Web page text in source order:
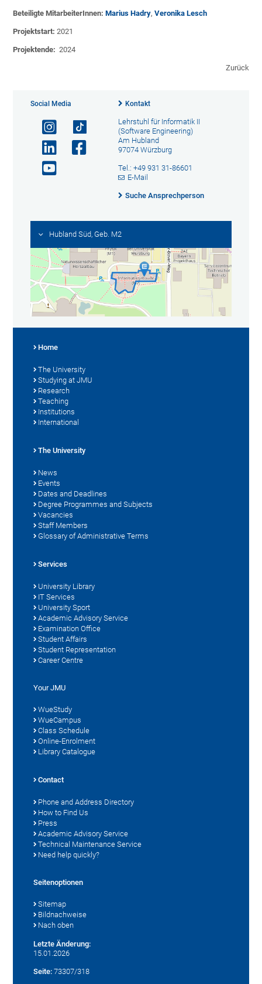
Beteiligte MitarbeiterInnen: Marius Hadry,Veronika Lesch
Projektstart:2021
Projektende: 2024
Zurück
Social Media Kontakt
Lehrstuhl für Informatik II
(Software Engineering)
Am Hubland
97074 Würzburg
Tel.: +49 931 31-86601
E-Mail
Suche Ansprechperson
Hubland Süd, Geb. M2
Home
The University
Studying at JMU
Research
Teaching
Institutions
International
The University
News
Events
Dates and Deadlines
Degree Programmes and Subjects
Vacancies
Staff Members
Glossary of Administrative Terms
Services
University Library
IT Services
University Sport
Academic Advisory Service
Examination Office
Student Affairs
Student Representation
Career Centre
Your JMU
WueStudy
WueCampus
Class Schedule
Online-Enrolment
Library Catalogue
Contact
Phone and Address Directory
How to Find Us
Press
Academic Advisory Service
Technical Maintenance Service
Need help quickly?
Seitenoptionen
Sitemap
Bildnachweise
Nach oben
Letzte Änderung:
15.01.2026
Seite: 73307/318